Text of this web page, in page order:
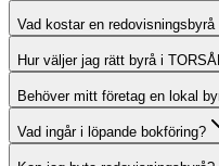
Vad kostar en
Hur väljer jag rätt byrå i
Behöver mitt företag en lokal
Vad ingår i löpande bokföring?